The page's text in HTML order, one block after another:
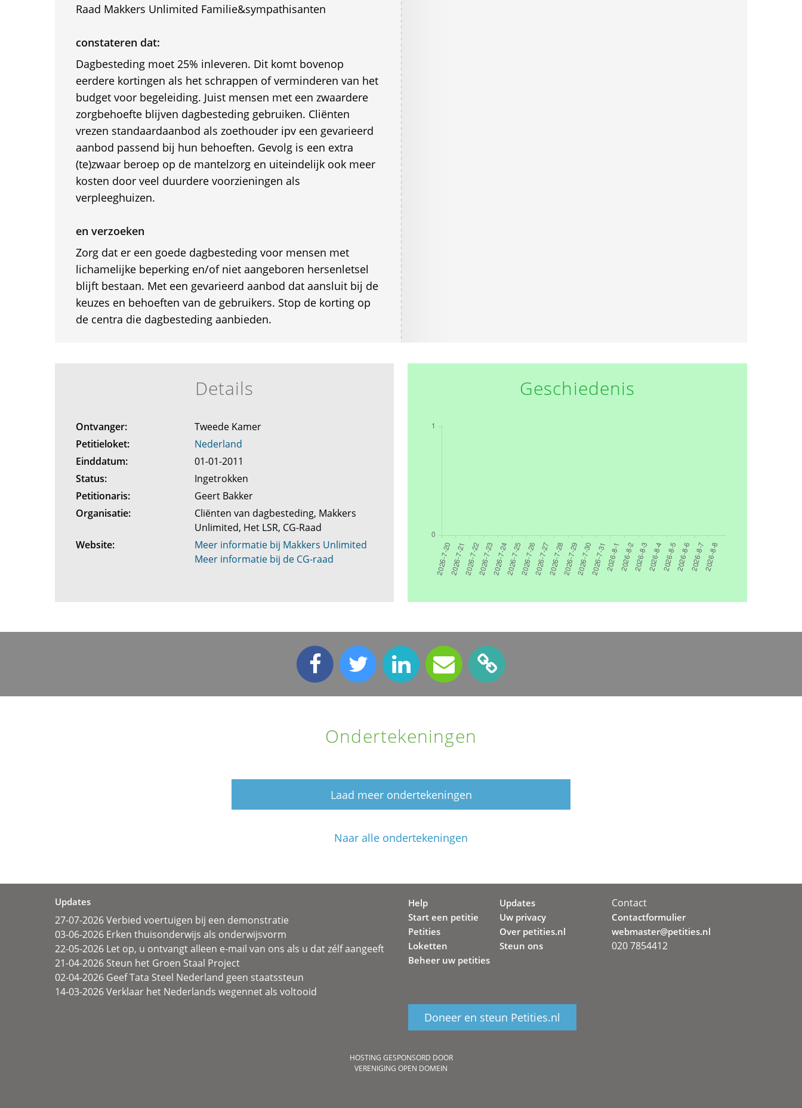
Raad Makkers Unlimited Familie&sympathisanten
constateren dat:
Dagbesteding moet 25% inleveren. Dit komt bovenop
eerdere kortingen als het schrappen of verminderen van het
budget voor begeleiding. Juist mensen met een zwaardere
zorgbehoefte blijven dagbesteding gebruiken. Cliënten
vrezen standaardaanbod als zoethouder ipv een gevarieerd
aanbod passend bij hun behoeften. Gevolg is een extra
(te)zwaar beroep op de mantelzorg en uiteindelijk ook meer
kosten door veel duurdere voorzieningen als
verpleeghuizen.
en verzoeken
Zorg dat er een goede dagbesteding voor mensen met
lichamelijke beperking en/of niet aangeboren hersenletsel
blijft bestaan. Met een gevarieerd aanbod dat aansluit bij de
keuzes en behoeften van de gebruikers. Stop de korting op
de centra die dagbesteding aanbieden.
Details
Ontvanger:
Tweede Kamer
Petitieloket:
Nederland
Einddatum:
01-01-2011
Status:
Ingetrokken
Petitionaris:
Geert Bakker
Organisatie:
Cliënten van dagbesteding, Makkers
Unlimited, Het LSR, CG-Raad
Website:
Meer informatie bij Makkers Unlimited
Meer informatie bij de CG-raad
Geschiedenis
Ondertekeningen
Laad meer ondertekeningen
Naar alle ondertekeningen
Updates
27-07-2026 Verbied voertuigen bij een demonstratie
03-06-2026 Erken thuisonderwijs als onderwijsvorm
22-05-2026 Let op, u ontvangt alleen e-mail van ons als u dat zélf aangeeft
21-04-2026 Steun het Groen Staal Project
02-04-2026 Geef Tata Steel Nederland geen staatssteun
14-03-2026 Verklaar het Nederlands wegennet als voltooid
Help
Start een petitie
Petities
Loketten
Beheer uw petities
Updates
Uw privacy
Over petities.nl
Steun ons
Doneer en steun Petities.nl
Contact
Contactformulier
webmaster@petities.nl
020 7854412
HOSTING GESPONSORD DOOR
VERENIGING OPEN DOMEIN